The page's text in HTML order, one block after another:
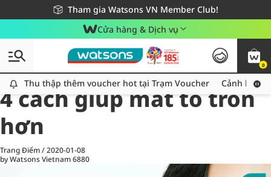
Tham gia Watsons VN Member Club!
Miễn phí giao hàng cho đơn hàng từ 249,000Đ
Giao hàng nhanh 24h - Áp dụng khu vực TP. Hồ Chí Minh
Cửa hàng & Dịch vụ
0
Thu thập thêm voucher hot tại Trạm Voucher
Thu thập thêm voucher hot tại Trạm Voucher Cảnh báo
All
Chăm Sóc Cá Nhân
4 cách giúp mắt to tròn
hơn
Trang Điểm/2020-01-08
by Watsons Vietnam6880